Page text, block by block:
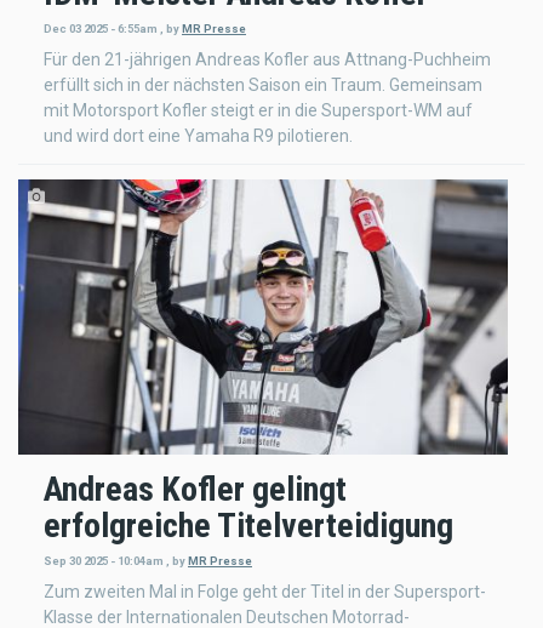
Dec 03 2025 - 6:55am byMR Presse
Für den 21-jährigen Andreas Kofler aus Attnang-Puchheim
erfüllt sich in der nächsten Saison ein Traum. Gemeinsam
mit Motorsport Kofler steigt er in die Supersport-WM auf
und wird dort eine Yamaha R9 pilotieren.
Andreas Kofler gelingt
erfolgreiche Titelverteidigung
Sep 30 2025 - 10:04am byMR Presse
Zum zweiten Mal in Folge geht der Titel in der Supersport-
Klasse der Internationalen Deutschen Motorrad-